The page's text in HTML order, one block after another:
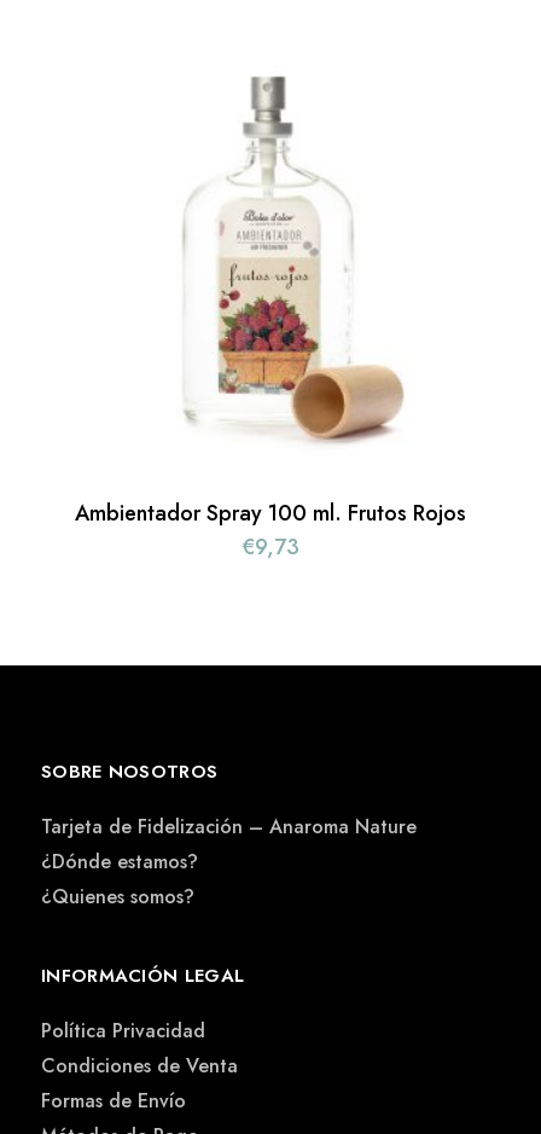
Ambientador Spray 100 ml. Frutos Rojos
€9,73
SOBRE NOSOTROS
Tarjeta de Fidelización – Anaroma Nature
¿Dónde estamos?
¿Quienes somos?
INFORMACIÓN LEGAL
Política Privacidad
Condiciones de Venta
Formas de Envío